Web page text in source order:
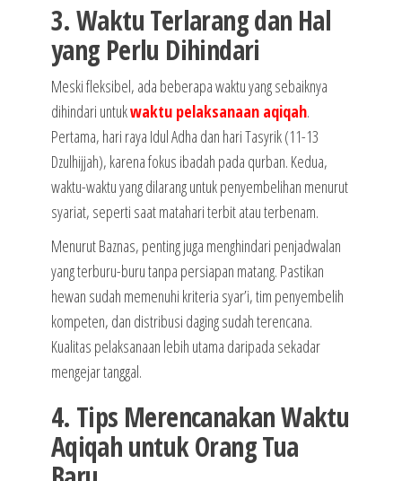
3. Waktu Terlarang dan Hal
yang Perlu Dihindari
Meski fleksibel, ada beberapa waktu yang sebaiknya
dihindari untukwaktu pelaksanaan aqiqah.
Pertama, hari raya Idul Adha dan hari Tasyrik (11-13
Dzulhijjah), karena fokus ibadah pada qurban. Kedua,
waktu-waktu yang dilarang untuk penyembelihan menurut
syariat, seperti saat matahari terbit atau terbenam.
Menurut Baznas, penting juga menghindari penjadwalan
yang terburu-buru tanpa persiapan matang. Pastikan
hewan sudah memenuhi kriteria syar’i, tim penyembelih
kompeten, dan distribusi daging sudah terencana.
Kualitas pelaksanaan lebih utama daripada sekadar
mengejar tanggal.
4. Tips Merencanakan Waktu
Aqiqah untuk Orang Tua